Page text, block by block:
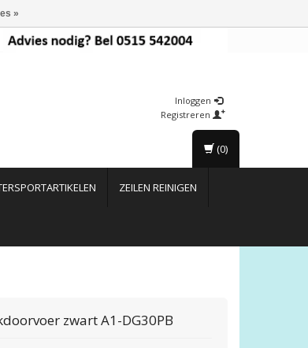
Inloggen
Registreren
ZEILEN REINIGEN
(0)
zwart A1-DG30PB
»